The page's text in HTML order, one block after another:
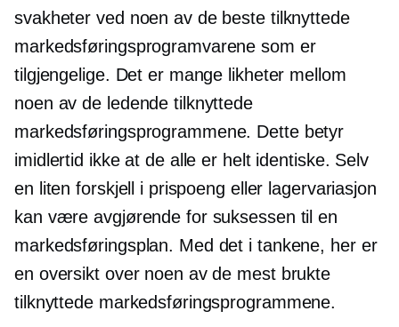
svakheter ved noen av de beste tilknyttede
markedsføringsprogramvarene som er
tilgjengelige. Det er mange likheter mellom
noen av de ledende tilknyttede
markedsføringsprogrammene. Dette betyr
imidlertid ikke at de alle er helt identiske. Selv
en liten forskjell i prispoeng eller lagervariasjon
kan være avgjørende for suksessen til en
markedsføringsplan. Med det i tankene, her er
en oversikt over noen av de mest brukte
tilknyttede markedsføringsprogrammene.